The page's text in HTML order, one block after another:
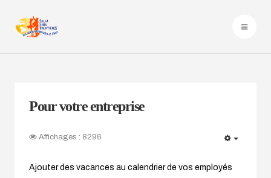
Pour votre entreprise
Affichages : 8296
Ajouter des vacances au calendrier de vos employés